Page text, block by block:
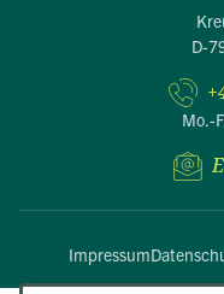
D-
Mo.-
Impressum